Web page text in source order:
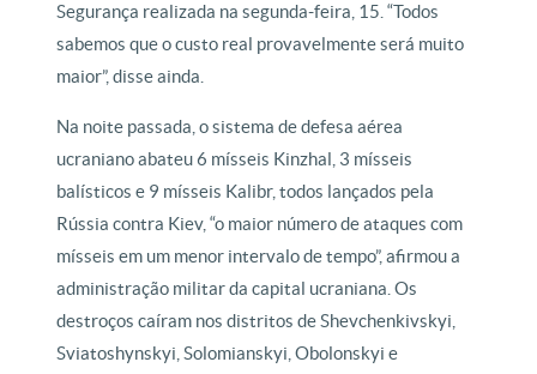
Segurança realizada na segunda-feira, 15. “Todos
sabemos que o custo real provavelmente será muito
maior”, disse ainda.
Na noite passada, o sistema de defesa aérea
ucraniano abateu 6 mísseis Kinzhal, 3 mísseis
balísticos e 9 mísseis Kalibr, todos lançados pela
Rússia contra Kiev, “o maior número de ataques com
mísseis em um menor intervalo de tempo”, afirmou a
administração militar da capital ucraniana. Os
destroços caíram nos distritos de Shevchenkivskyi,
Sviatoshynskyi, Solomianskyi, Obolonskyi e